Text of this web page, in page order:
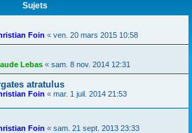
Sujets
Foin « ven. 20 mars 2015 10:58
Lebas « sam. 8 nov. 2014 12:31
atratulus
Foin « mar. 1 juil. 2014 21:53
Foin « sam. 21 sept. 2013 23:33